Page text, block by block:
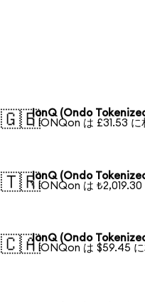
🇬🇧IonQ (Ondo
1 IONQon は £31.53 に
🇹🇷IonQ (Ondo
1 IONQon は ₺2,019.30
🇨🇦IonQ (Ondo
1 IONQon は $59.45 に